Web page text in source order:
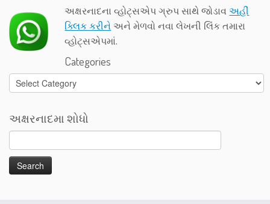
અક્ષરનાદના વ્હોટ્સએપ ગ્રુપ સાથે જોડાવઅહીં
ક્લિક કરીને અને મેળવો નવા લેખની લિંક તમારા
વ્હોટ્સએપમાં.
Categories
Categories
અક્ષરનાદમા શોધો